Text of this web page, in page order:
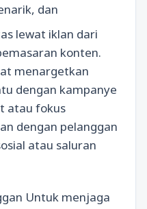
dan
lewat iklan dari
konten.
menargetkan
dengan kampanye
atau fokus
dengan pelanggan
atau saluran
Untuk menjaga